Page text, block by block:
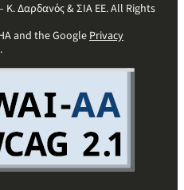
Δαρδανός & ΣΙΑ ΕΕ. All Rights
and the GooglePrivacy